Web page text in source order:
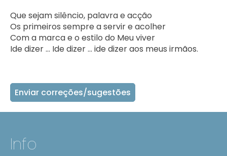
Que sejam silêncio, palavra e acção
Os primeiros sempre a servir e acolher
Com a marca e o estilo do Meu viver
Ide dizer … Ide dizer … ide dizer aos meus irmãos.
Enviar correções/sugestões
Info